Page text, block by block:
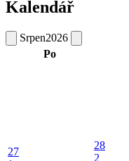
Kalendář
Srpen2026
Po
27
28
2